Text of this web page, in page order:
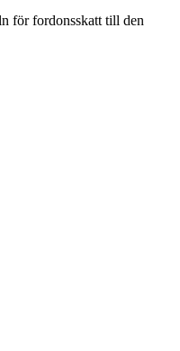
för fordonsskatt till den